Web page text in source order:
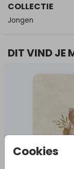
Cookies
COLLECTIE
Jongen
DIT VIND JE